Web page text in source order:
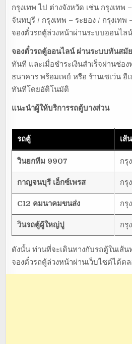
กรุงเทพ ไป ต่างจังหวัด เช่น กรุงเทพ
จันทบุรี / กรุงเทพ – ระยอง / กรุงเทพ
จองตั๋วรถตู้ล่วงหน้าผ่านระบบออนไลน์
จองตั๋วรถตู้ออนไลน์ ผ่านระบบทันสมัย
ทันที และเมื่อชำระเงินสำเร็จผ่านช่อง
ธนาคาร พร้อมเพย์ หรือ ร้านเซเว่น
ทันทีโดยอัติโนมัติ
แนะนำผู้ให้บริการรถตู้บางส่วน
รถตู้ เส้
วินยกทีม 9907 กรุ
กาญจนบุรี เอ็กซ์เพรส กรุ
C12 คมนาคมขนส่ง กรุ
วินรถตู้ผู้ใหญ่ปู กรุ
ดังนั้น ท่านที่จะเดินทางกับรถตู้ในเส้น
จองตั๋วรถตู้ล่วงหน้าผ่านเว็บไซต์ได้ต